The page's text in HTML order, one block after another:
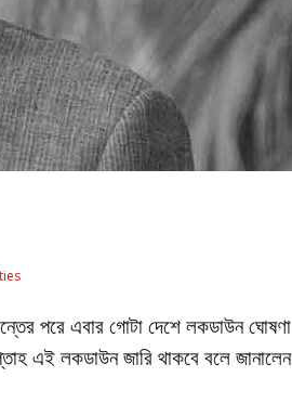
পরে এবার গোটা দেশে লকডাউন ঘোষণা
এই লকডাউন জারি থাকবে বলে জানালেন